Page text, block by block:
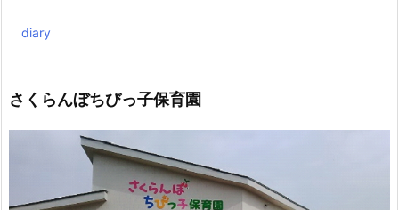
diary
さくらんぼちびっ子保育園